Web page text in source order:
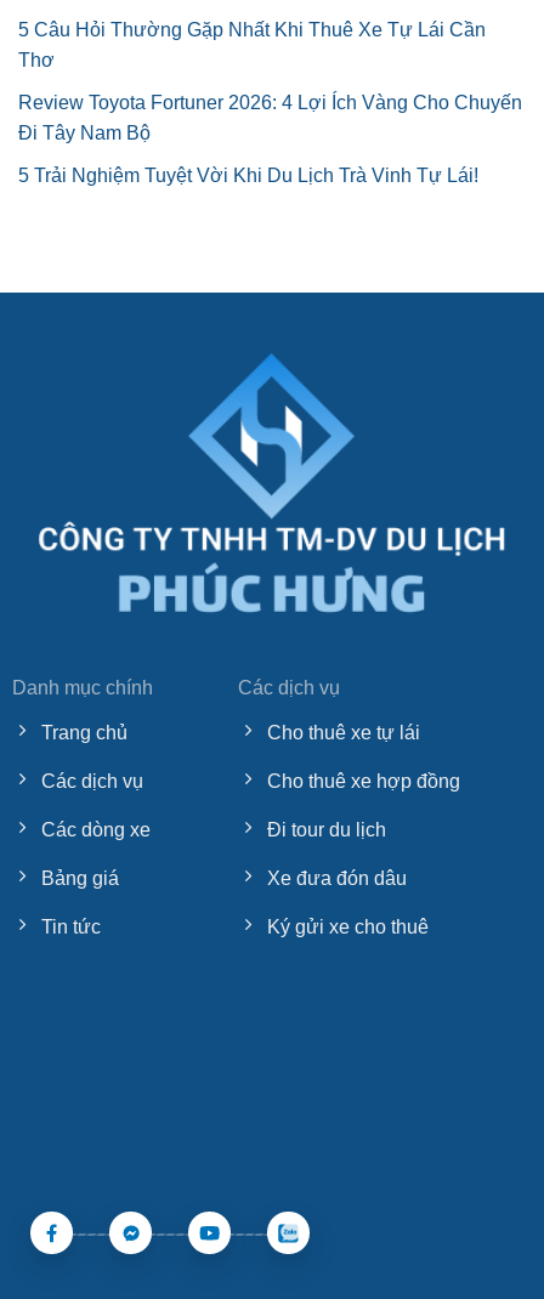
5 Câu Hỏi Thường Gặp Nhất Khi Thuê Xe Tự Lái Cần
Thơ
Review Toyota Fortuner 2026: 4 Lợi Ích Vàng Cho Chuyến
Đi Tây Nam Bộ
5 Trải Nghiệm Tuyệt Vời Khi Du Lịch Trà Vinh Tự Lái!
Danh mục chính
Trang chủ
Các dịch vụ
Các dòng xe
Bảng giá
Tin tức
Các dịch vụ
Cho thuê xe tự lái
Cho thuê xe hợp đồng
Đi tour du lịch
Xe đưa đón dâu
Ký gửi xe cho thuê